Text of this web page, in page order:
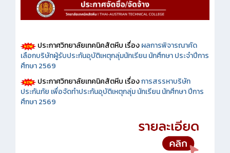
ประกาศวิทยาลัยเทคนิคสัตหีบ เรื่องผลการพิจารณาคัด
เลือกบริษัทผู้รับประกันอุบัติเหตุกลุ่มนักเรียน นักศึกษา ประจำปีการ
ศึกษา 2569
ประกาศวิทยาลัยเทคนิคสัตหีบ เรื่องการสรรหาบริษัท
ประกันภัย เพื่อจัดทำประกันอุบัติเหตุกลุ่ม นักเรียน นักศึกษา ปีการ
ศึกษา 2569